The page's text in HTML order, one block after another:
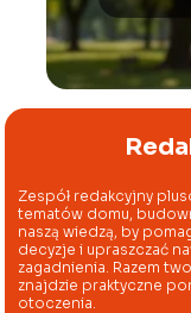
Zespół redakcyjny
tematów domu,
naszą wiedzą, by
decyzje i upraszczać
zagadnienia. Razem
znajdzie praktyczne
otoczenia.